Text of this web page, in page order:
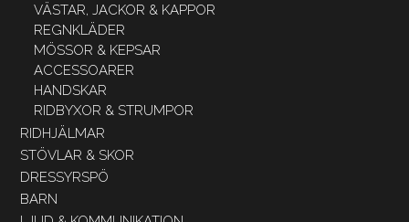
VÄSTAR, JACKOR & KAPPOR
REGNKLÄDER
MÖSSOR & KEPSAR
ACCESSOARER
HANDSKAR
RIDBYXOR & STRUMPOR
RIDHJÄLMAR
STÖVLAR & SKOR
DRESSYRSPÖ
BARN